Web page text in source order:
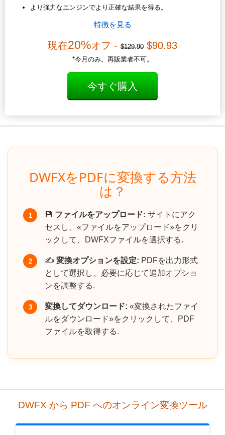
より強力なエンジンでより正確な結果を得る。
特徴を見る
現在20%オフ - $129.90 $90.93
*今月のみ。再販業者不可。
今すぐ購入
DWFXをPDFに変換する方法
は？
1 💾 ファイルをアップロード: サイトにアク
セスし、«ファイルをアップロード»をクリ
ックして、DWFXファイルを選択する.
2 ✍️ 変換オプションを設定: PDFを出力形式
として選択し、必要に応じて追加オプショ
ンを調整する.
3 変換してダウンロード: «変換されたファイ
ルをダウンロード»をクリックして、PDF
ファイルを取得する.
DWFX から PDF へのオンライン変換ツール